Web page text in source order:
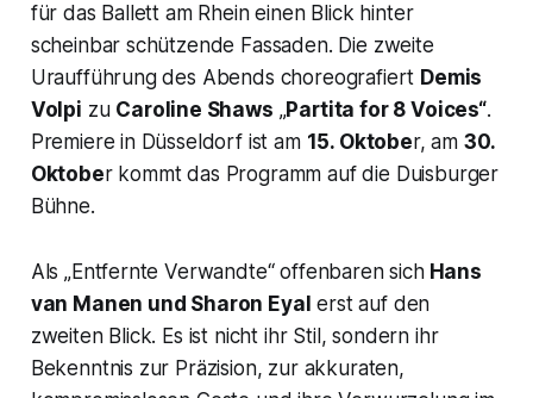
für das Ballett am Rhein einen Blick hinter
scheinbar schützende Fassaden. Die zweite
Uraufführung des Abends choreografiert Demis
Volpi zu Caroline Shaws „Partita for 8 Voices“.
Premiere in Düsseldorf ist am 15. Oktober, am 30.
Oktober kommt das Programm auf die Duisburger
Bühne.
Als „Entfernte Verwandte“ offenbaren sichHans
van Manen und Sharon Eyal erst auf den
zweiten Blick. Es ist nicht ihr Stil, sondern ihr
Bekenntnis zur Präzision, zur akkuraten,